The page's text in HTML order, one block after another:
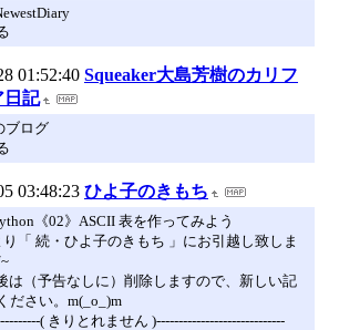
01:52:40 Squeaker大島芳樹のカリフ
日記
ブログ
03:48:23 ひよ子のきもち
《02》ASCII 表を作ってみよう
「 続・ひよ子のきもち 」にお引越し致しま
は（予告なしに）削除しますので、新しい記
ださい。m(_o_)m
( きりとれません )-----------------------------